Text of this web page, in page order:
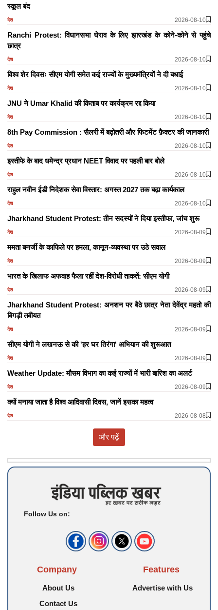
स्कूल बंद
देश 2026-08-10
Ranchi Protest: विधानसभा घेराव के लिए झारखंड के कोने-कोने से पहुंचे
छात्र
देश 2026-08-10
विश्व शेर दिवसः सीएम योगी समेत कई राज्यों के मुख्यमंत्रियों ने दी बधाई
देश 2026-08-10
JNU ने Umar Khalid की किताब पर कार्यक्रम रद्द किया
देश 2026-08-10
8th Pay Commission : सैलरी में बढ़ोतरी और फिटमेंट फ़ैक्टर की जानकारी
देश 2026-08-10
इस्तीफे के बाद धमेन्द्र प्रधान NEET विवाद पर पहली बार बोले
देश 2026-08-10
राहुल नवीन ईडी निदेशक सेवा विस्तार: अगस्त 2027 तक बढ़ा कार्यकाल
देश 2026-08-10
Jharkhand Student Protest: तीन सदस्यों ने दिया इस्तीफा, जांच शुरू
देश 2026-08-09
ममता बनर्जी के काफिले पर हमला, कानून-व्यवस्था पर उठे सवाल
देश 2026-08-09
भारत के खिलाफ अफवाह फैला रहीं देश-विरोधी ताकतें: सीएम योगी
देश 2026-08-09
Jharkhand Student Protest: अनशन पर बैठे छात्र नेता देवेंद्र महतो की
बिगड़ी तबीयत
देश 2026-08-09
सीएम योगी ने लखनऊ से की 'हर घर तिरंगा' अभियान की शुरूआत
देश 2026-08-09
Weather Update: मौसम विभाग का कई राज्यों में भारी बारिश का अलर्ट
देश 2026-08-09
क्यों मनाया जाता है विश्व आदिवासी दिवस, जानें इसका महत्व
देश 2026-08-08
और पढ़ें
Follow Us on:
Company
About Us
Contact Us
Features
Advertise with Us